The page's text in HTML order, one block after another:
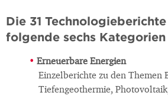
Die 31
folgende sechs
Erneuerbare Energien
Einzelberichte zu den Themen
Tiefengeothermie,